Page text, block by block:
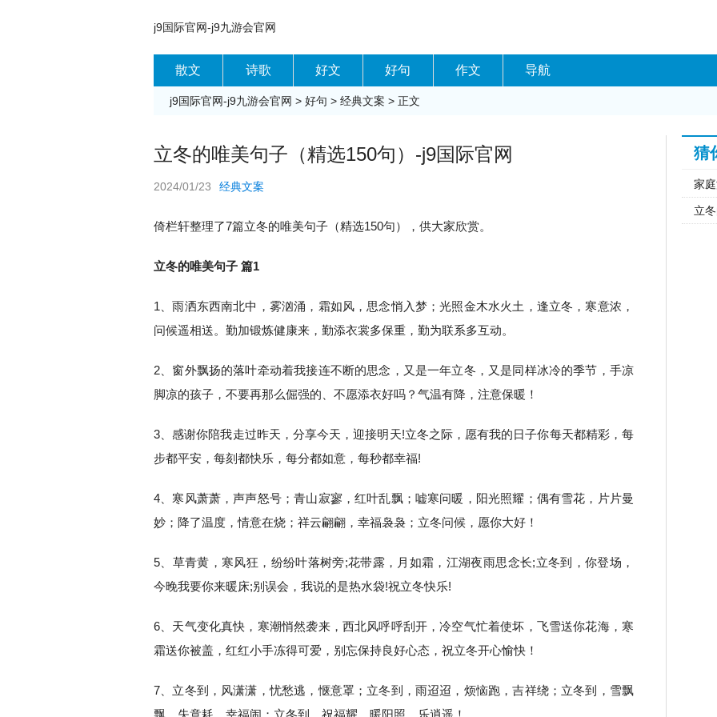
j9国际官网-j9九游会官网
散文 诗歌 好文 好句 作文 导航
j9国际官网-j9九游会官网 > 好句 > 经典文案 > 正文
立冬的唯美句子（精选150句）-j9国际官网
2024/01/23 经典文案
倚栏轩整理了7篇立冬的唯美句子（精选150句），供大家欣赏。
立冬的唯美句子 篇1
1、雨洒东西南北中，雾汹涌，霜如风，思念悄入梦；光照金木水火土，逢立冬，寒意浓，
问候遥相送。勤加锻炼健康来，勤添衣裳多保重，勤为联系多互动。
2、窗外飘扬的落叶牵动着我接连不断的思念，又是一年立冬，又是同样冰冷的季节，手凉
脚凉的孩子，不要再那么倔强的、不愿添衣好吗？气温有降，注意保暖！
3、感谢你陪我走过昨天，分享今天，迎接明天!立冬之际，愿有我的日子你每天都精彩，每
步都平安，每刻都快乐，每分都如意，每秒都幸福!
4、寒风萧萧，声声怒号；青山寂寥，红叶乱飘；嘘寒问暖，阳光照耀；偶有雪花，片片曼
妙；降了温度，情意在烧；祥云翩翩，幸福袅袅；立冬问候，愿你大好！
5、草青黄，寒风狂，纷纷叶落树旁;花带露，月如霜，江湖夜雨思念长;立冬到，你登场，
今晚我要你来暖床;别误会，我说的是热水袋!祝立冬快乐!
6、天气变化真快，寒潮悄然袭来，西北风呼呼刮开，冷空气忙着使坏，飞雪送你花海，寒
霜送你被盖，红红小手冻得可爱，别忘保持良好心态，祝立冬开心愉快！
7、立冬到，风潇潇，忧愁逃，惬意罩；立冬到，雨迢迢，烦恼跑，吉祥绕；立冬到，雪飘
飘，失意耗，幸福闹；立冬到，祝福耀，暖阳照，乐逍遥！
猜
家
立